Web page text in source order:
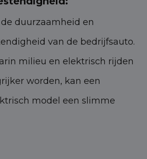
duurzaamheid en
van de bedrijfsauto.
milieu en elektrisch rijden
worden, kan een
model een slimme